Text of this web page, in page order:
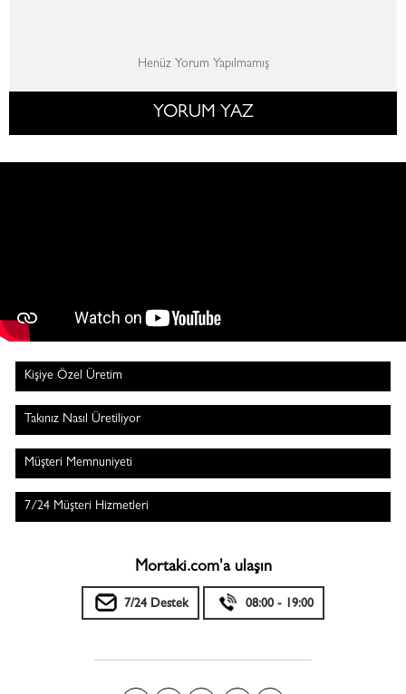
Henüz Yorum Yapılmamış
YORUM YAZ
Kişiye Özel Üretim
Takınız Nasıl Üretiliyor
Müşteri Memnuniyeti
7/24 Müşteri Hizmetleri
Mortaki.com'a ulaşın
7/24 Destek 08:00 - 19:00